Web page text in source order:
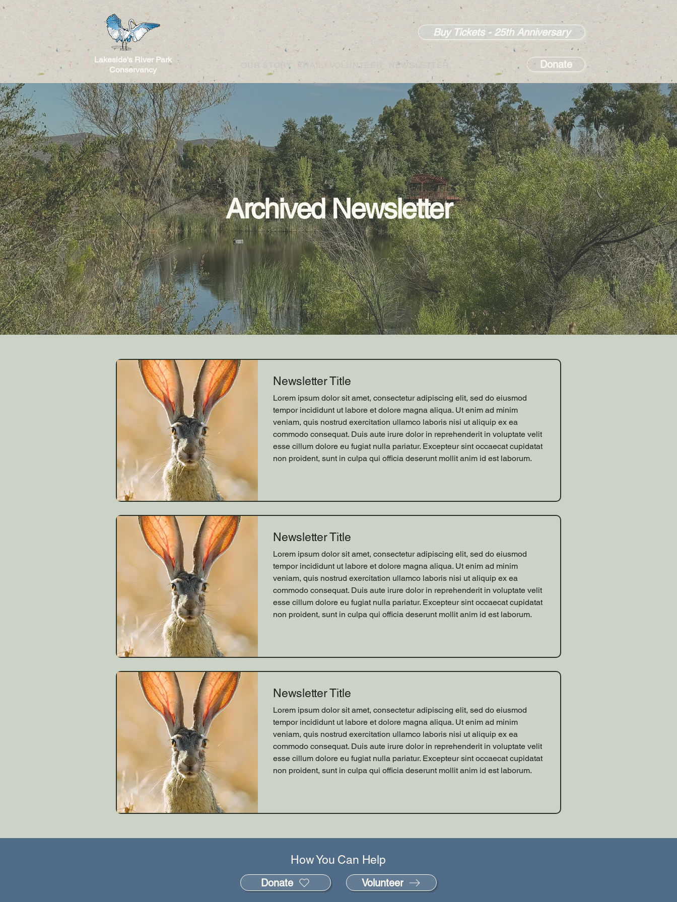
Lakeside's River Park
Conservancy
Buy Tickets - 25th Anniversary
OUR STORY TRAIL VOLUNTEER NEWSLETTER Donate
Archived Newsletter
Newsletter Title
Lorem ipsum dolor sit amet, consectetur adipiscing elit, sed do eiusmod
tempor incididunt ut labore et dolore magna aliqua. Ut enim ad minim
veniam, quis nostrud exercitation ullamco laboris nisi ut aliquip ex ea
commodo consequat. Duis aute irure dolor in reprehenderit in voluptate velit
esse cillum dolore eu fugiat nulla pariatur. Excepteur sint occaecat cupidatat
non proident, sunt in culpa qui officia deserunt mollit anim id est laborum.
Newsletter Title
Lorem ipsum dolor sit amet, consectetur adipiscing elit, sed do eiusmod
tempor incididunt ut labore et dolore magna aliqua. Ut enim ad minim
veniam, quis nostrud exercitation ullamco laboris nisi ut aliquip ex ea
commodo consequat. Duis aute irure dolor in reprehenderit in voluptate velit
esse cillum dolore eu fugiat nulla pariatur. Excepteur sint occaecat cupidatat
non proident, sunt in culpa qui officia deserunt mollit anim id est laborum.
Newsletter Title
Lorem ipsum dolor sit amet, consectetur adipiscing elit, sed do eiusmod
tempor incididunt ut labore et dolore magna aliqua. Ut enim ad minim
veniam, quis nostrud exercitation ullamco laboris nisi ut aliquip ex ea
commodo consequat. Duis aute irure dolor in reprehenderit in voluptate velit
esse cillum dolore eu fugiat nulla pariatur. Excepteur sint occaecat cupidatat
non proident, sunt in culpa qui officia deserunt mollit anim id est laborum.
How You Can Help
Donate Volunteer